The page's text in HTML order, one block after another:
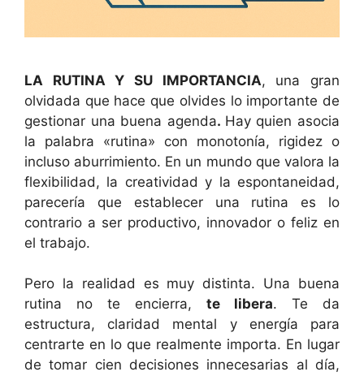
LA RUTINA Y SU IMPORTANCIA, una gran
olvidada que hace que olvides lo importante de
gestionar una buena agenda. Hay quien asocia
la palabra «rutina» con monotonía, rigidez o
incluso aburrimiento. En un mundo que valora la
flexibilidad, la creatividad y la espontaneidad,
parecería que establecer una rutina es lo
contrario a ser productivo, innovador o feliz en
el trabajo.
Pero la realidad es muy distinta. Una buena
rutina no te encierra, te libera. Te da
estructura, claridad mental y energía para
centrarte en lo que realmente importa. En lugar
de tomar cien decisiones innecesarias al día,